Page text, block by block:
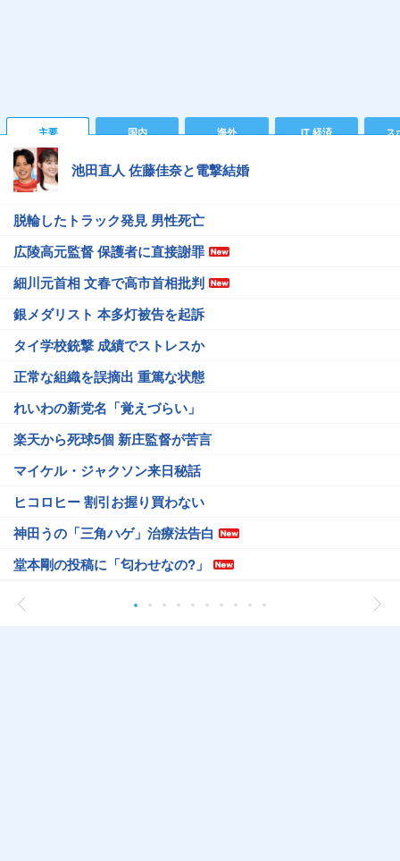
主要 国内 海外 IT 経済 ス
池田直人 佐藤佳奈と電撃結婚
脱輪したトラック発見 男性死亡
広陵高元監督 保護者に直接謝罪
細川元首相 文春で高市首相批判
銀メダリスト 本多灯被告を起訴
タイ学校銃撃 成績でストレスか
正常な組織を誤摘出 重篤な状態
れいわの新党名「覚えづらい」
楽天から死球5個 新庄監督が苦言
マイケル・ジャクソン来日秘話
ヒコロヒー 割引お握り買わない
神田うの「三角ハゲ」治療法告白
堂本剛の投稿に「匂わせなの?」